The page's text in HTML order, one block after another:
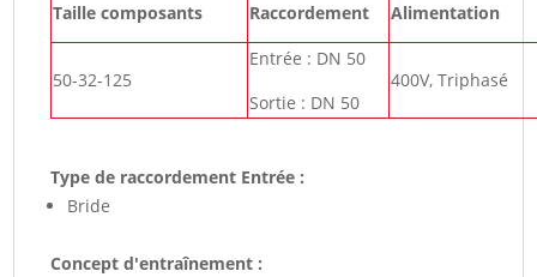
Taille composants Raccordement Alimentation
50-32-125
Entrée : DN 50
Sortie : DN 50
400V, Triphasé
Type de raccordement Entrée :
Bride
Concept d'entraînement :